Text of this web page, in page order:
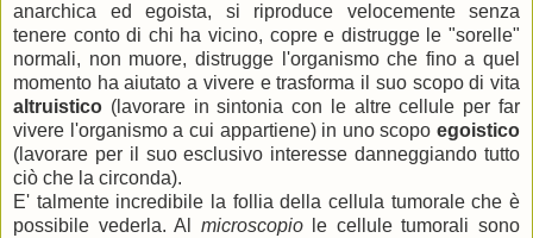
anarchica ed egoista, si riproduce velocemente senza
tenere conto di chi ha vicino, copre e distrugge le "sorelle"
normali, non muore, distrugge l'organismo che fino a quel
momento ha aiutato a vivere e trasforma il suo scopo di vita
altruistico (lavorare in sintonia con le altre cellule per far
vivere l'organismo a cui appartiene) in uno scopo egoistico
(lavorare per il suo esclusivo interesse danneggiando tutto
ciò che la circonda).
E' talmente incredibile la follia della cellula tumorale che è
possibile vederla. Al microscopio
le cellule tumorali sono